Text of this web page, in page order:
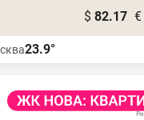
$ 82.17 €
23.9°